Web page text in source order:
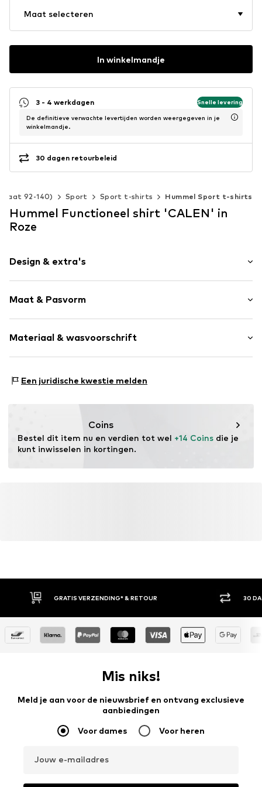
Maat selecteren
In winkelmandje
3 - 4 werkdagen Snelle levering
De definitieve verwachte levertijden worden weergegeven in je
winkelmandje.
30 dagen retourbeleid
92-140) Sport Sport t-shirts Hummel Sport t-shirts
Hummel Functioneel shirt 'CALEN' in
Roze
Design & extra's
Katoen
Ronde hals
OEKO-TEX® STANDARD 100
Item nr. 214082-3911-56
Maat & Pasvorm
Lengte: Normale lengte
Pasvorm: Normale pasvorm
Materiaal & wasvoorschrift
Elastaan
Een juridische kwestie melden
Coins
Bestel dit item nu en verdien tot wel +14 Coins die je
kunt inwisselen in kortingen.
GRATIS VERZENDING* & RETOUR 30
Mis niks!
Meld je aan voor de nieuwsbrief en ontvang exclusieve
aanbiedingen
Voor dames Voor heren
Jouw e-mailadres